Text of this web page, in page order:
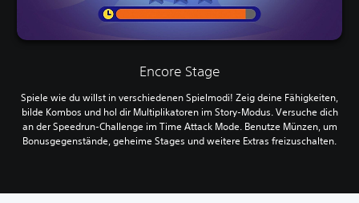
Encore Stage
Spiele wie du willst in verschiedenen Spielmodi! Zeig deine Fähigkeiten,
bilde Kombos und hol dir Multiplikatoren im Story-Modus. Versuche dich
an der Speedrun-Challenge im Time Attack Mode. Benutze Münzen, um
Bonusgegenstände, geheime Stages und weitere Extras freizuschalten.